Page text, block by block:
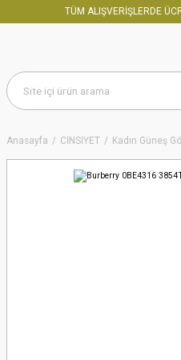
TÜM ALIŞVERİŞLERDE
Anasayfa CİNSİYET Kadın Güneş